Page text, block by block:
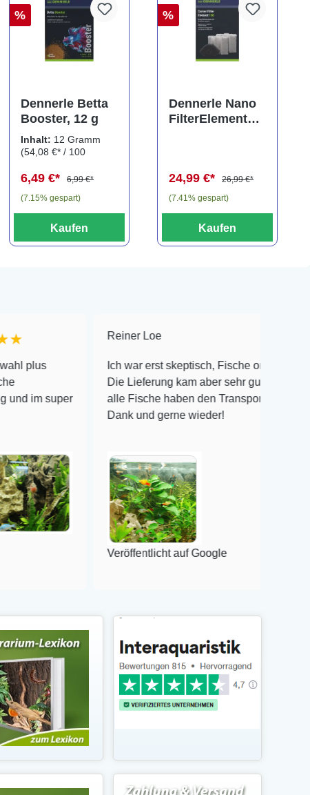
%
Dennerle Betta
Booster, 12 g
Inhalt: 12 Gramm
(54,08 €* / 100
6,49 €*
6,99 €*
(7.15% gespart)
Kaufen
%
Dennerle Nano
FilterElement
(2er-Pack)
24,99 €*
26,99 €*
(7.41% gespart)
Kaufen
Reiner Loe
Ich war erst skeptisch, Fische online zu bestellen!
Die Lieferung kam aber sehr gut verpackt an und
alle Fische haben den Transport überlebt! Vielen
Dank und gerne wieder!
Veröffentlicht auf Google